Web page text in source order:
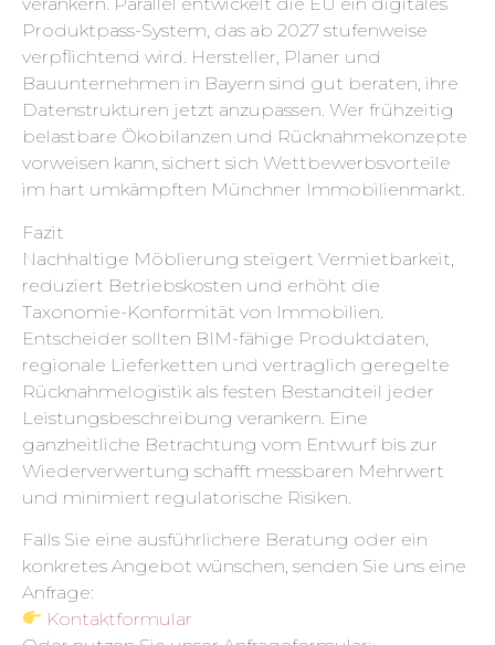
verankern. Parallel entwickelt die EU ein digitales
Produktpass-System, das ab 2027 stufenweise
verpflichtend wird. Hersteller, Planer und
Bauunternehmen in Bayern sind gut beraten, ihre
Datenstrukturen jetzt anzupassen. Wer frühzeitig
belastbare Ökobilanzen und Rücknahmekonzepte
vorweisen kann, sichert sich Wettbewerbsvorteile
im hart umkämpften Münchner Immobilienmarkt.
Fazit
Nachhaltige Möblierung steigert Vermietbarkeit,
reduziert Betriebskosten und erhöht die
Taxonomie-Konformität von Immobilien.
Entscheider sollten BIM-fähige Produktdaten,
regionale Lieferketten und vertraglich geregelte
Rücknahmelogistik als festen Bestandteil jeder
Leistungsbeschreibung verankern. Eine
ganzheitliche Betrachtung vom Entwurf bis zur
Wiederverwertung schafft messbaren Mehrwert
und minimiert regulatorische Risiken.
Falls Sie eine ausführlichere Beratung oder ein
konkretes Angebot wünschen, senden Sie uns eine
Anfrage:
Kontaktformular